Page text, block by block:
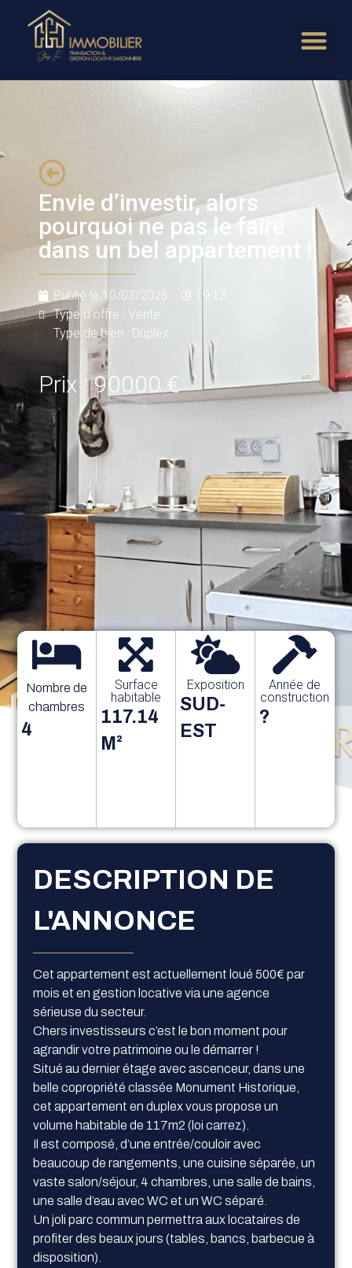
Envie d’investir, alors
pourquoi ne pas le faire
dans un bel appartement !
Publié le 10/03/2026
19:13
Type d'offre : Vente
Type de bien : Duplex
Prix : 90000 €
Nombre de
chambres
4
Surface
habitable
117.14
M²
Exposition
SUD-
EST
Année de
construction
?
DESCRIPTION DE
L'ANNONCE
Cet appartement est actuellement loué 500€ par
mois et en gestion locative via une agence
sérieuse du secteur.
Chers investisseurs c’est le bon moment pour
agrandir votre patrimoine ou le démarrer !
Situé au dernier étage avec ascenceur, dans une
belle copropriété classée Monument Historique,
cet appartement en duplex vous propose un
volume habitable de 117m2 (loi carrez).
Il est composé, d’une entrée/couloir avec
beaucoup de rangements, une cuisine séparée, un
vaste salon/séjour, 4 chambres, une salle de bains,
une salle d’eau avec WC et un WC séparé.
Un joli parc commun permettra aux locataires de
profiter des beaux jours (tables, bancs, barbecue à
disposition).